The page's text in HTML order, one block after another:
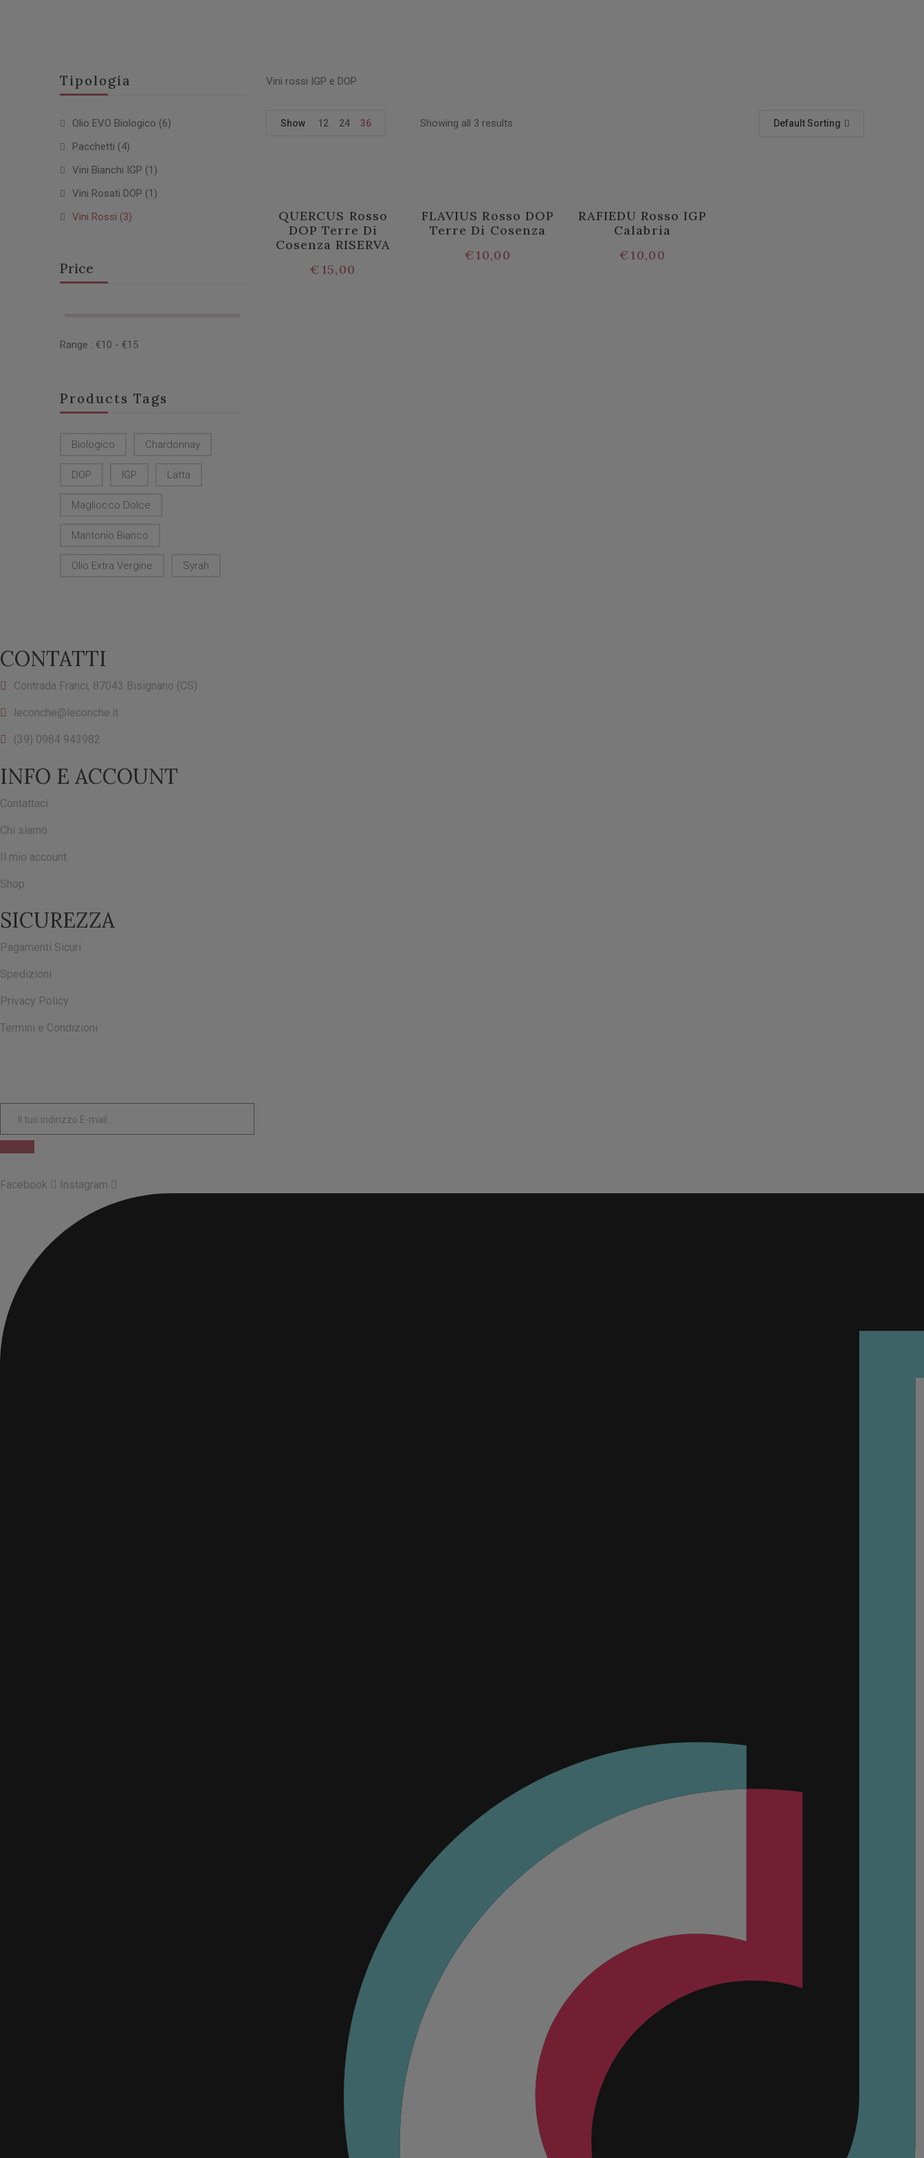
Tipologia
Olio EVO Biologico (6)
Pacchetti (4)
Vini Bianchi IGP (1)
Vini Rosati DOP (1)
Vini Rossi (3)
Price
Range : €10 - €15
Products Tags
Biologico Chardonnay
DOP IGP Latta
Magliocco Dolce
Mantonio Bianco
Olio Extra Vergine Syrah
Vini rossi IGP e DOP
Showing all 3 results Default Sorting
Show 12 24 36
QUERCUS Rosso
DOP Terre Di
Cosenza RISERVA
€ 15,00
FLAVIUS Rosso DOP
Terre Di Cosenza
€10,00
RAFIEDU Rosso IGP
Calabria
€10,00
CONTATTI
Contrada Franci, 87043 Bisignano (CS)
leconche@leconche.it
(39) 0984 943982
INFO E ACCOUNT
Contattaci
Chi siamo
Il mio account
Shop
SICUREZZA
Pagamenti Sicuri
Spedizioni
Privacy Policy
Termini e Condizioni
Facebook Instagram